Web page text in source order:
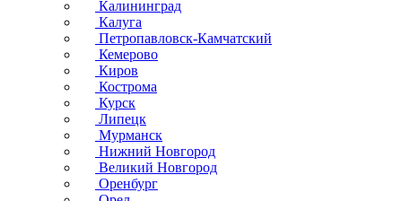
Калининград
Калуга
Петропавловск-Камчатский
Кемерово
Киров
Кострома
Курск
Липецк
Мурманск
Нижний Новгород
Великий Новгород
Оренбург